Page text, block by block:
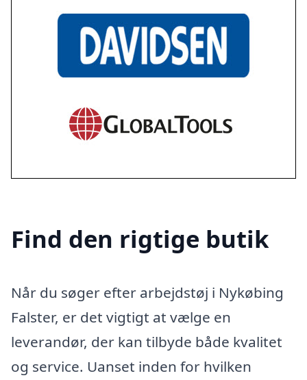
Find den rigtige butik
Når du søger efter arbejdstøj i Nykøbing
Falster, er det vigtigt at vælge en
leverandør, der kan tilbyde både kvalitet
og service. Uanset inden for hvilken